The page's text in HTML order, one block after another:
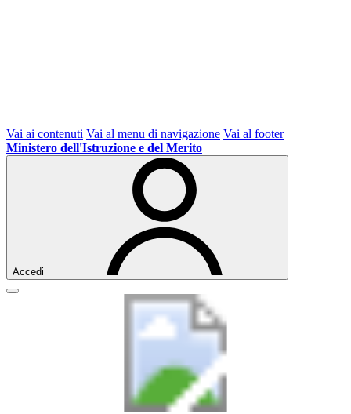
Vai ai contenuti Vai al menu di navigazione Vai al footer
Ministero dell'Istruzione e del Merito
Accedi